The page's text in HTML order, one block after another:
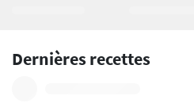
Dernières recettes